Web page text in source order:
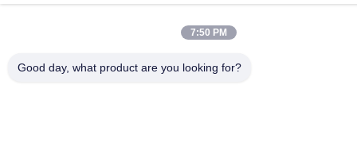
7:50 PM
Good day, what product are you looking for?